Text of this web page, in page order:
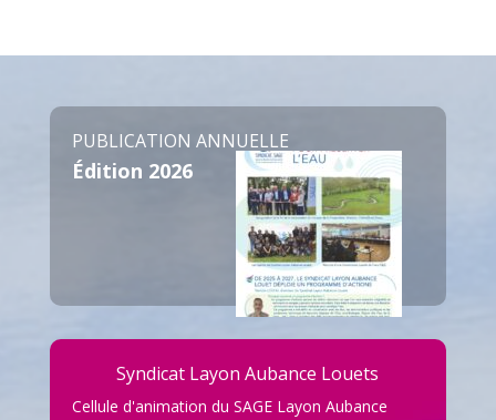
PUBLICATION ANNUELLE
Édition 2026
Syndicat Layon Aubance Louets
Cellule d'animation du SAGE Layon Aubance